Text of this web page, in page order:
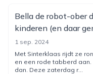
Bella de robot-ober
kinderen (en daar
1 sep. 2024
Met Sinterklaas rijdt ze
en een rode tabberd aan.
dan. Deze zaterdag r...